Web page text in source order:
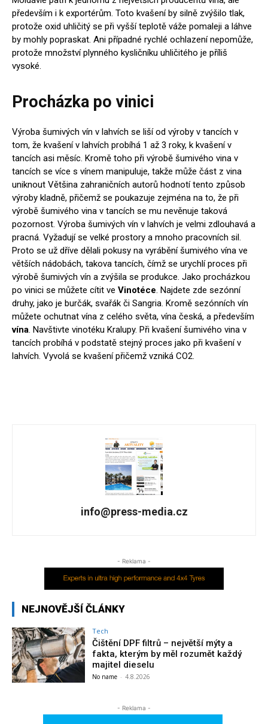
především i k exportérům. Toto kvašení by silně zvýšilo tlak,
protože oxid uhličitý se při vyšší teplotě váže pomaleji a láhve
by mohly popraskat. Ani případné rychlé ochlazení nepomůže,
protože množství plynného kysličníku uhličitého je příliš
vysoké.
Procházka po vinici
Výroba šumivých vín v lahvích se liší od výroby v tancích v
tom, že kvašení v lahvích probíhá 1 až 3 roky, k kvašení v
tancích asi měsíc. Kromě toho při výrobě šumivého vina v
tancích se více s vínem manipuluje, takže může část z vina
uniknout Většina zahraničních autorů hodnotí tento způsob
výroby kladně, přičemž se poukazuje zejména na to, že při
výrobě šumivého vina v tancích se mu nevěnuje taková
pozornost. Výroba šumivých vín v lahvích je velmi zdlouhavá a
pracná. Vyžadují se velké prostory a mnoho pracovních sil.
Proto se už dříve dělali pokusy na vyrábění šumivého vína ve
větších nádobách, takova tancích, čímž se urychlí proces při
výrobě šumivých vín a zvýšila se produkce. Jako procházkou
po vinici se můžete cítit ve Vinotéce. Najdete zde sezónní
druhy, jako je burčák, svařák či Sangria. Kromě sezónních vín
můžete ochutnat vína z celého světa, vína česká, a především
vína. Navštivte vinotéku Kralupy. Při kvašení šumivého vina v
tancích probíhá v podstatě stejný proces jako při kvašení v
lahvích. Vyvolá se kvašení přičemž vzniká CO2.
info@press-media.cz
- Reklama -
NEJNOVĚJŠÍ ČLÁNKY
Tech
Čištění DPF filtrů – největší mýty a
fakta, kterým by měl rozumět každý
majitel dieselu
No name - 4.8.2026
- Reklama -